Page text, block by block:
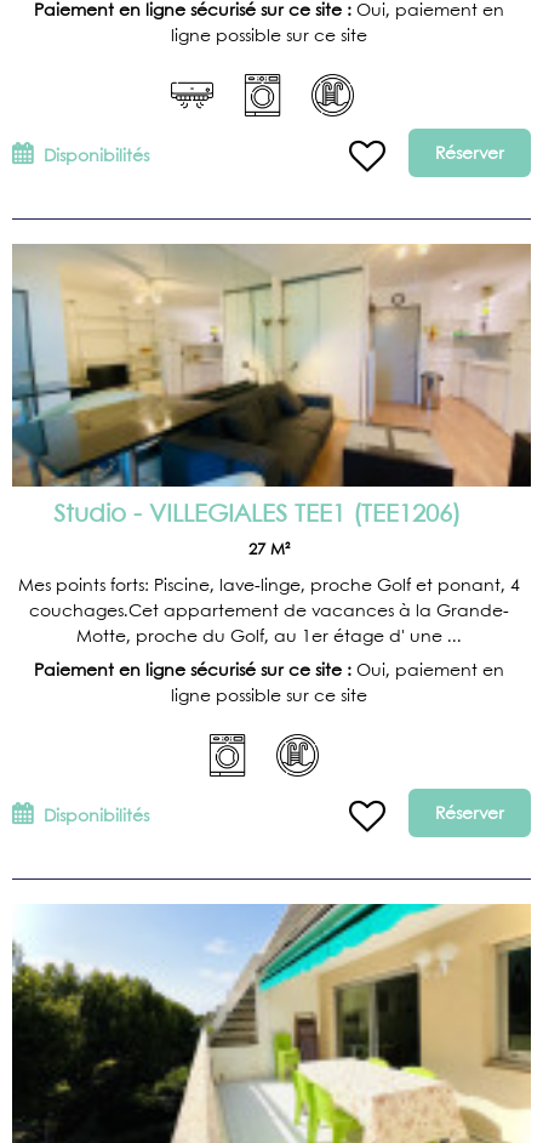
Paiement en ligne sécurisé sur ce site : Oui, paiement en
ligne possible sur ce site
Disponibilités Réserver
Studio - VILLEGIALES TEE1 ( TEE1206)
27 M²
Mes points forts: Piscine, lave-linge, proche Golf et ponant, 4
couchages.Cet appartement de vacances à la Grande-
Motte, proche du Golf, au 1er étage d' une ...
Paiement en ligne sécurisé sur ce site : Oui, paiement en
ligne possible sur ce site
Disponibilités Réserver